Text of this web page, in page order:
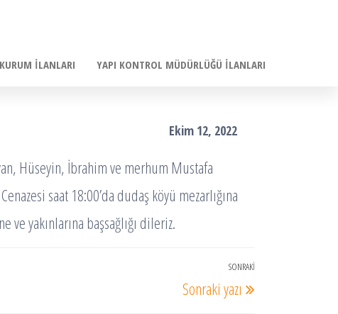
İLANLARI YAPI KONTROL MÜDÜRLÜĞÜ İLANLARI
Ekim 12, 2022
Hüseyin, İbrahim ve merhum Mustafa
saat 18:00’da dudaş köyü mezarlığına
yakınlarına başsağlığı dileriz.
SONRAKI
Sonraki yazı